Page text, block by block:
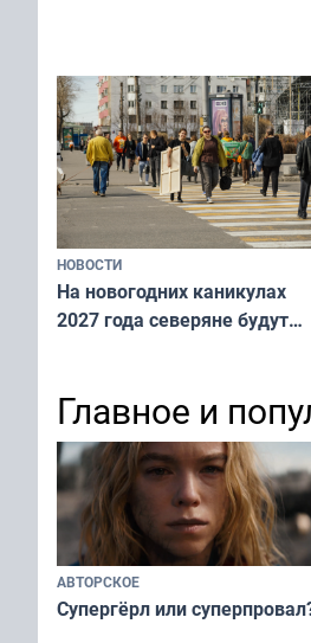
НОВОСТИ
На новогодних каникулах
2027 года северяне будут
Главное и
АВТОРСКОЕ
Супергёрл или